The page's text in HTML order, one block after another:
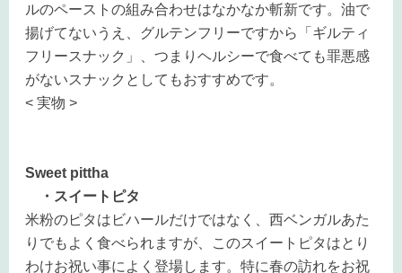
ルのペーストの組み合わせはなかなか斬新です。油で
揚げてないうえ、グルテンフリーですから「ギルティ
フリースナック」、つまりヘルシーで食べても罪悪感
がないスナックとしてもおすすめです。
< 実物 >
Sweet pittha
・スイートピタ
米粉のピタはビハールだけではなく、西ベンガルあた
りでもよく食べられますが、このスイートピタはとり
わけお祝い事によく登場します。特に春の訪れをお祝